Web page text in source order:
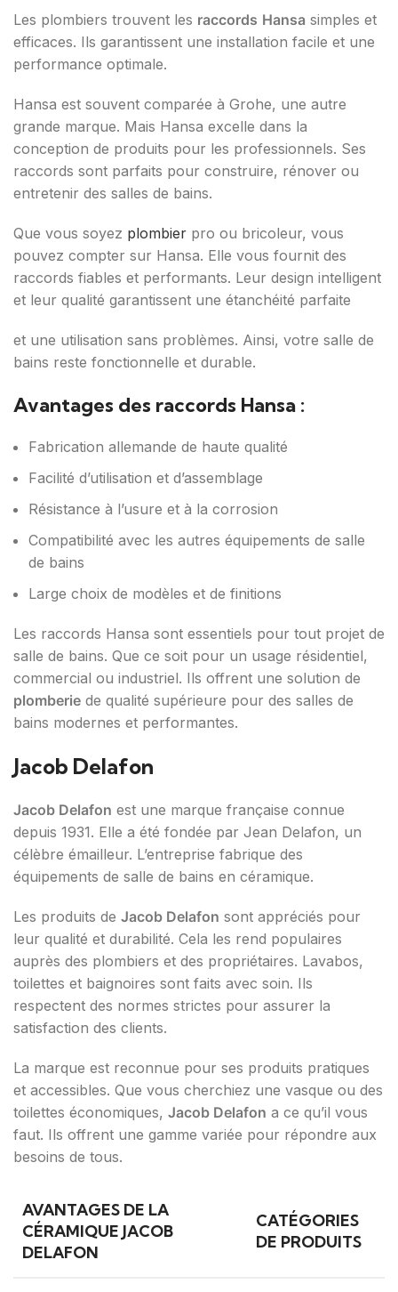
Les plombiers trouvent les raccords Hansa simples et
efficaces. Ils garantissent une installation facile et une
performance optimale.
Hansa est souvent comparée à Grohe, une autre
grande marque. Mais Hansa excelle dans la
conception de produits pour les professionnels. Ses
raccords sont parfaits pour construire, rénover ou
entretenir des salles de bains.
Que vous soyez plombier pro ou bricoleur, vous
pouvez compter sur Hansa. Elle vous fournit des
raccords fiables et performants. Leur design intelligent
et leur qualité garantissent une étanchéité parfaite
et une utilisation sans problèmes. Ainsi, votre salle de
bains reste fonctionnelle et durable.
Avantages des raccords Hansa :
Fabrication allemande de haute qualité
Facilité d’utilisation et d’assemblage
Résistance à l’usure et à la corrosion
Compatibilité avec les autres équipements de salle
de bains
Large choix de modèles et de finitions
Les raccords Hansa sont essentiels pour tout projet de
salle de bains. Que ce soit pour un usage résidentiel,
commercial ou industriel. Ils offrent une solution de
plomberie de qualité supérieure pour des salles de
bains modernes et performantes.
Jacob Delafon
Jacob Delafon est une marque française connue
depuis 1931. Elle a été fondée par Jean Delafon, un
célèbre émailleur. L’entreprise fabrique des
équipements de salle de bains en céramique.
Les produits de Jacob Delafon sont appréciés pour
leur qualité et durabilité. Cela les rend populaires
auprès des plombiers et des propriétaires. Lavabos,
toilettes et baignoires sont faits avec soin. Ils
respectent des normes strictes pour assurer la
satisfaction des clients.
La marque est reconnue pour ses produits pratiques
et accessibles. Que vous cherchiez une vasque ou des
toilettes économiques, Jacob Delafon a ce qu’il vous
faut. Ils offrent une gamme variée pour répondre aux
besoins de tous.
AVANTAGES DE LA
CÉRAMIQUE JACOB
DELAFON
CATÉGORIES
DE PRODUITS